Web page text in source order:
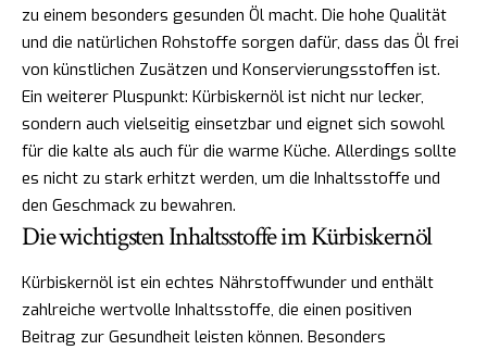
zu einem besonders gesunden Öl macht. Die hohe Qualität
und die natürlichen Rohstoffe sorgen dafür, dass das Öl frei
von künstlichen Zusätzen und Konservierungsstoffen ist.
Ein weiterer Pluspunkt: Kürbiskernöl ist nicht nur lecker,
sondern auch vielseitig einsetzbar und eignet sich sowohl
für die kalte als auch für die warme Küche. Allerdings sollte
es nicht zu stark erhitzt werden, um die Inhaltsstoffe und
den Geschmack zu bewahren.
Die wichtigsten Inhaltsstoffe im Kürbiskernöl
Kürbiskernöl ist ein echtes Nährstoffwunder und enthält
zahlreiche wertvolle Inhaltsstoffe, die einen positiven
Beitrag zur Gesundheit leisten können. Besonders